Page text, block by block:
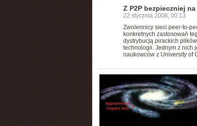
Z P2P bezpieczniej
22 stycznia 2008, 00:13
Zwolennicy sieci peer-to-
konkretnych zastosowań
dystrybucją pirackich
technologii. Jednym z nich
naukowców z University of